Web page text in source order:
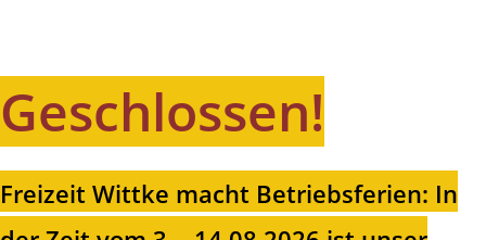
Geschlossen!
Freizeit Wittke macht Betriebsferien: In